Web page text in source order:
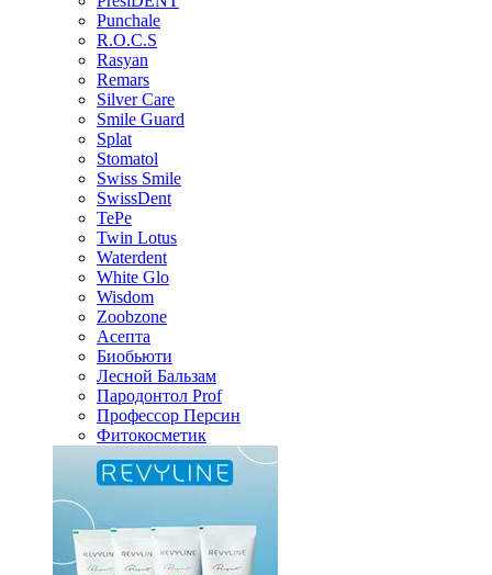
Punchale
R.O.C.S
Rasyan
Remars
Silver Care
Smile Guard
Splat
Stomatol
Swiss Smile
SwissDent
TePe
Twin Lotus
Waterdent
White Glo
Wisdom
Zoobzone
Асепта
Биобьюти
Лесной Бальзам
Пародонтол Prof
Профессор Персин
Фитокосметик